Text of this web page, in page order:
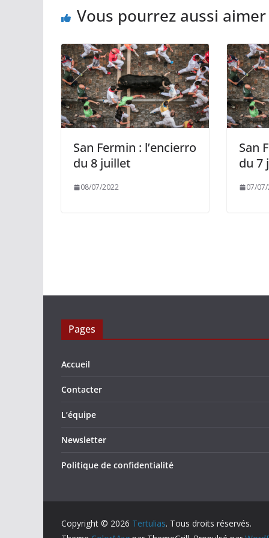
Vous pourrez aussi aimer
San Fermin : l’encierro
du 8 juillet
08/07/2022
San
du 7
07/
Pages
Accueil
Contacter
L’équipe
Newsletter
Politique de confidentialité
Copyright © 2026 Tertulias. Tous droits réservés.